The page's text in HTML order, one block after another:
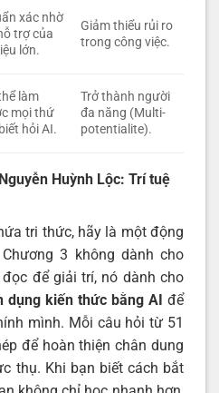
xác nhờ
trợ của
lớn.
Giảm thiểu rủi ro
trong công việc.
làm
mọi thứ
hỏi AI.
Trở thành người
đa năng (Multi-
potentialite).
Huỳnh Lộc: Trí tuệ
tri thức, hãy là một động
3 không dành cho
để giải trí, nó dành cho
dụng kiến thức bằng AI để
mình. Mỗi câu hỏi từ 51
để hoàn thiện chân dung
thụ. Khi bạn biết cách bắt